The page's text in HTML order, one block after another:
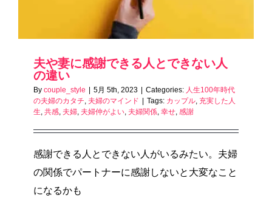
夫や妻に感謝できる人とできない人
の違い
By couple_style 5月 5th, 2023 Categories: 人生100年時代
の夫婦のカタチ, 夫婦のマインド Tags: カップル, 充実した人
生, 共感, 夫婦, 夫婦仲がよい, 夫婦関係, 幸せ, 感謝
感謝できる人とできない人がいるみたい。夫婦
の関係でパートナーに感謝しないと大変なこと
になるかも